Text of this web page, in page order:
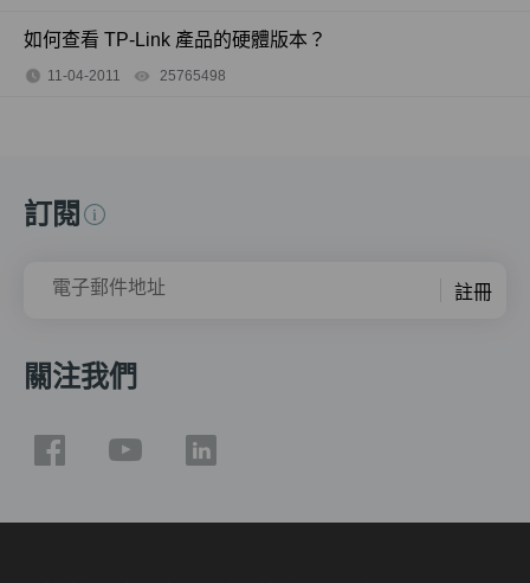
如何查看 TP-Link 產品的硬體版本？
11-04-2011 25765498
訂閱
電子郵件地址 註冊
關注我們